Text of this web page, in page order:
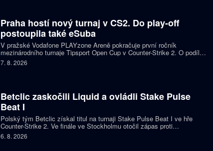
Praha hostí nový turnaj v CS2. Do play-off
postoupila také eSuba
V pražské Vodafone PLAYzone Areně pokračuje první ročník
mezinárodního turnaje Tipsport Open Cup v Counter-Strike 2. O podíl z
prize poolu 11 tisíc eur a body do žebříčku VRS bojuje devět týmů.
Česká eSuba si už zajistila postup do play-off.
7. 8. 2026
Betclic zaskočili Liquid a ovládli Stake Pulse
Beat I
Polský tým Betclic získal titul na turnaji Stake Pulse Beat I ve hře
Counter-Strike 2. Ve finále ve Stockholmu otočil zápas proti
favorizovaným Liquid a zvítězil 2:1 na mapy.
6. 8. 2026